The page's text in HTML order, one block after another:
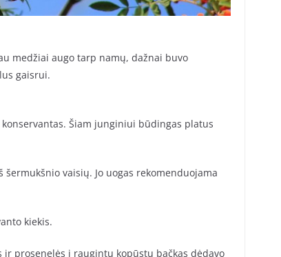
medžiai augo tarp namų, dažnai buvo
gaisrui.
Šiam junginiui būdingas platus
vaisių. Jo uogas rekomenduojama
kiekis.
prosenelės į raugintų kopūstų bačkas dėdavo